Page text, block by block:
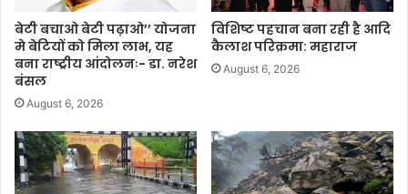
बेटी बचाओ बेटी पढ़ाओ’’ योजना
मे बेटियों को मिला लाभ, यह
बना राष्ट्रीय आंदोलनः- डा. नरेश
बंसल
August 6, 2026
विशिष्ट पहचान बना रही है आदि
कैलाश परिक्रमा: महाराज
August 6, 2026